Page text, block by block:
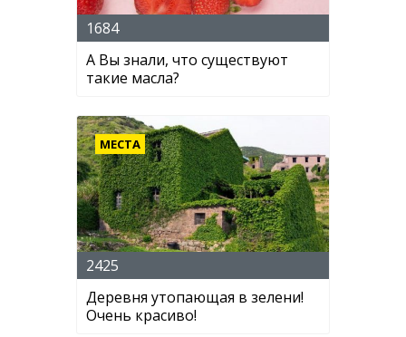
1684
А Вы знали, что существуют
такие масла?
МЕСТА
2425
Деревня утопающая в зелени!
Очень красиво!